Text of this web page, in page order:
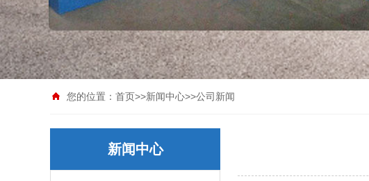
您的位置： 首页>>新闻中心>>公司新闻
新闻中心